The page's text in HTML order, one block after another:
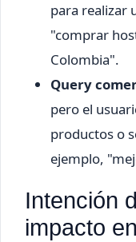
para realizar
"comprar
Colombia".
Query
pero el
productos o
ejemplo,
Intención
impacto